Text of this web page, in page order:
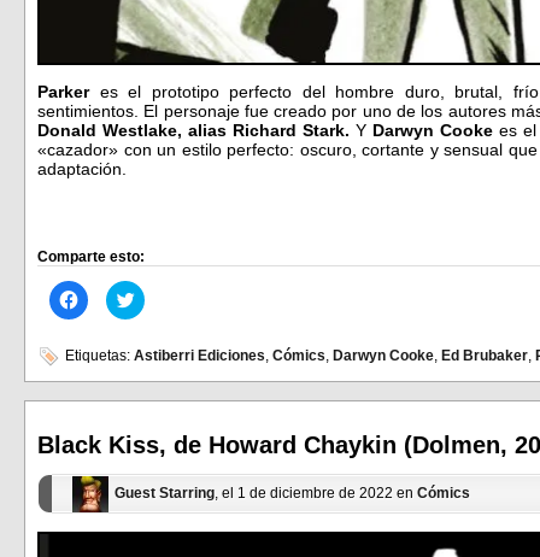
Parker es el prototipo perfecto del hombre duro, brutal,
sentimientos. El personaje fue creado por uno de los autores
Donald Westlake, alias Richard Stark. Y Darwyn Cooke es
«cazador» con un estilo perfecto: oscuro, cortante y sensual
adaptación.
Comparte esto:
Haz
clic
en
Facebook
(Se
abre
ventana
nueva)
Haz
clic
en
(Se
abre
ventana
nueva)
Etiquetas: Astiberri Ediciones, Cómics, Darwyn Cooke, Ed Brubaker,
Black Kiss, de Howard Chaykin (Dolmen,
Guest Starring, el 1 de diciembre de 2022 en Cómics